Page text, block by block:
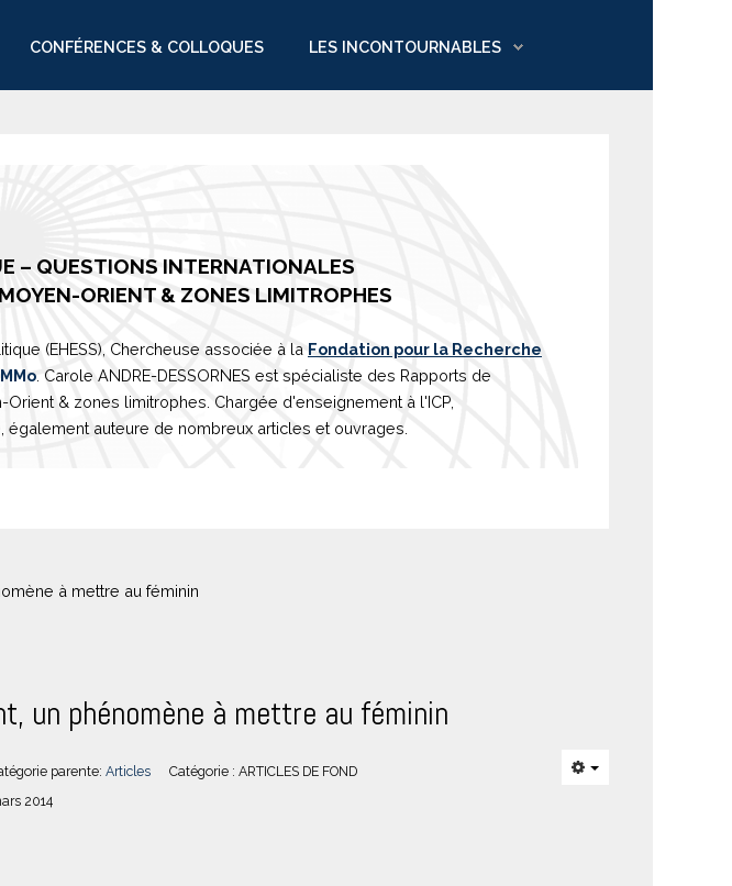
CONFÉRENCES & COLLOQUES LES INCONTOURNABLES
– QUESTIONS INTERNATIONALES
ORIENT & ZONES LIMITROPHES
(EHESS), Chercheuse associée à la Fondation pour la Recherche
. Carole ANDRE-DESSORNES est spécialiste des Rapports de
Orient & zones limitrophes. Chargée d'enseignement à l'ICP,
auteure de nombreux articles et ouvrages.
à mettre au féminin
un phénomène à mettre au féminin
parente: Articles Catégorie : ARTICLES DE FOND
2014